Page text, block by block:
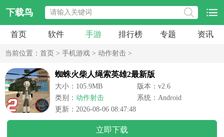
下载鸟
首页 软件 手游 排行榜 专题 资讯
当前位置： 首页 > 手机游戏 > 动作射击 >
蜘蛛火柴人绳索英雄2最新版
大小：105.9MB
版本：v2.6
类别： 动作射击
系统：Android
更新：2026-08-06 08:47:48
立即下载